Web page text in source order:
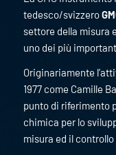
tedesco/svizzero
settore della misura
uno dei più
Originariamente
1977 come Camille
punto di riferimento
chimica per lo
misura ed il